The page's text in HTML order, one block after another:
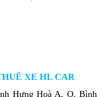
XE HL CAR
Hưng Hoà A, Q. Bình